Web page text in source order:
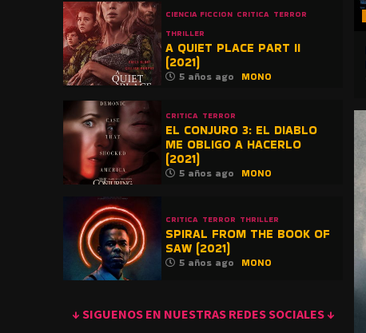
CIENCIA FICCION CRITICA TERROR
THRILLER
A QUIET PLACE PART II
(2021)
5 años ago MONO
CRITICA TERROR
EL CONJURO 3: EL DIABLO
ME OBLIGO A HACERLO
(2021)
5 años ago MONO
CRITICA TERROR THRILLER
SPIRAL FROM THE BOOK OF
SAW (2021)
5 años ago MONO
↓ SIGUENOS EN NUESTRAS REDES SOCIALES ↓